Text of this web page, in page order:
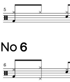
No６